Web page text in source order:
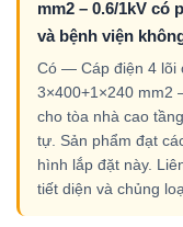
mm2 – 0.6/1kV có
và bệnh viện
Có — Cáp điện 4 lõi
3×400+1×240 mm2
cho tòa nhà cao
tự. Sản phẩm đạt
hình lắp đặt này.
tiết diện và chủng